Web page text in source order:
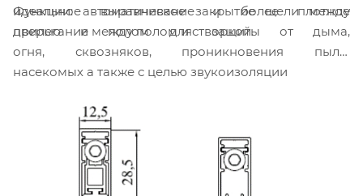
идеальное выравнивание и более плотное
прилегание между полом и створкой.
Функции: автоматическое закрытие щели между
дверью и полом для защиты от дыма,
огня, сквозняков, проникновения пыли,
насекомых а также с целью звукоизоляции